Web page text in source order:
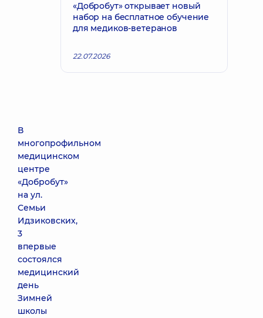
В
многопрофильном
медицинском
центре
«Добробут»
на ул.
Семьи
Идзиковских,
3
впервые
состоялся
медицинский
день
Зимней
школы
«Добробут» открывает новый
набор на бесплатное обучение
для медиков-ветеранов
22.07.2026